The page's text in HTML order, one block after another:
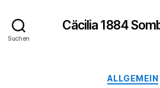
Suchen
Cäcilia 1884
ALLGEMEIN